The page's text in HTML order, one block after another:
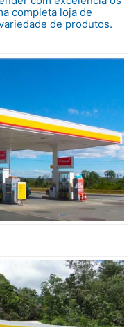
completa loja de
de produtos.